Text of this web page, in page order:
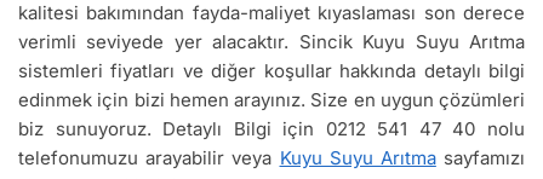
kalitesi bakımından fayda-maliyet kıyaslaması son derece
verimli seviyede yer alacaktır. Sincik Kuyu Suyu Arıtma
sistemleri fiyatları ve diğer koşullar hakkında detaylı bilgi
edinmek için bizi hemen arayınız. Size en uygun çözümleri
biz sunuyoruz. Detaylı Bilgi için 0212 541 47 40 nolu
telefonumuzu arayabilir veya Kuyu Suyu Arıtmasayfamızı